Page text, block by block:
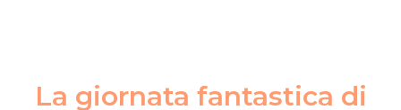
La giornata fantastica di